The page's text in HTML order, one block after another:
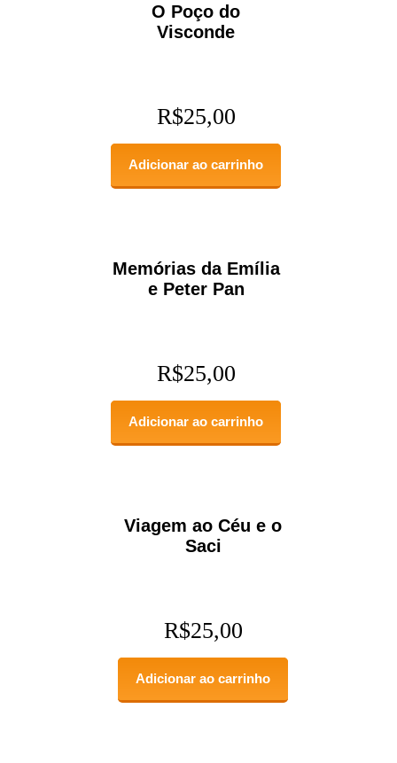
O Poço do
Visconde
R$25,00
Adicionar ao carrinho
Memórias da Emília
e Peter Pan
R$25,00
Adicionar ao carrinho
Viagem ao Céu e o
Saci
R$25,00
Adicionar ao carrinho